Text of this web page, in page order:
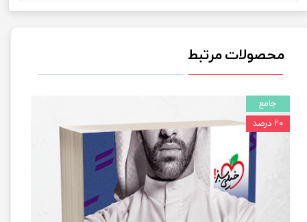
محصولات مرتبط
جامع
۲۰ درصد